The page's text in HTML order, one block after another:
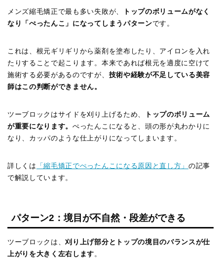
メンズ縮毛矯正で最も多い失敗が、
トップのボリュームがなく
なり「ぺったんこ」になってしまうパターンです。
これは、根元ギリギリから薬剤を塗布したり、アイロンを入れ
たりすることで起こります。本来であれば根元を適度に空けて
施術する必要があるのですが、 技術や経験が不足している美容
師はこの判断ができません。
ツーブロックはサイドを刈り上げるため、
トップのボリューム
が重要になります。ぺったんこになると、頭の形が丸わかりに
なり、カッパのような仕上がりになってしまいます。
詳しくは 「縮毛矯正でぺったんこになる原因と直し方」の記事
で解説しています。
パターン2：境目が不自然・段差ができる
ツーブロックは、刈り上げ部分とトップの境目のバランスが仕
上がりを大きく左右します 。